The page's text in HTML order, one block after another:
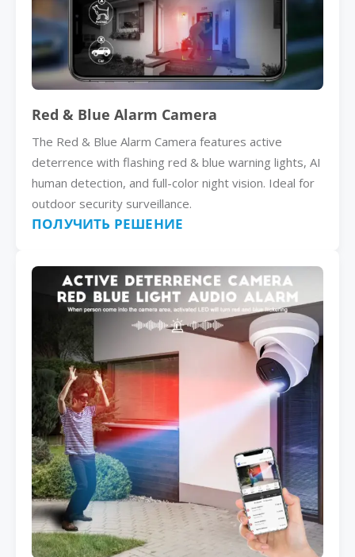
Red & Blue Alarm Camera
The Red & Blue Alarm Camera features active
deterrence with flashing red & blue warning lights, AI
human detection, and full-color night vision. Ideal for
outdoor security surveillance.
ПОЛУЧИТЬ РЕШЕНИЕ